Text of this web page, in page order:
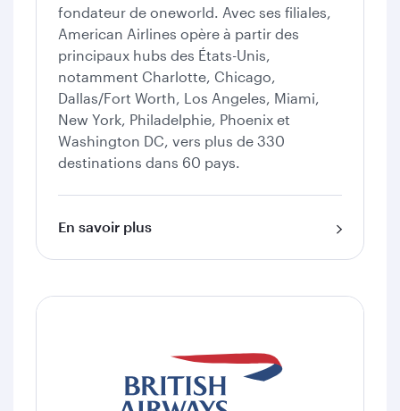
fondateur de oneworld. Avec ses filiales,
American Airlines opère à partir des
principaux hubs des États-Unis,
notamment Charlotte, Chicago,
Dallas/Fort Worth, Los Angeles, Miami,
New York, Philadelphie, Phoenix et
Washington DC, vers plus de 330
destinations dans 60 pays.
En savoir plus